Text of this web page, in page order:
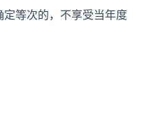
等次的，不享受当年度